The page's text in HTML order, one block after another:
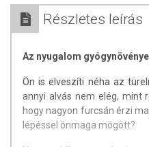
Részletes leírás
Az nyugalom gyógynövénye
Ön is elveszíti néha az
annyi alvás nem elég, mint
hogy nagyon furcsán érzi
lépéssel önmaga mögött?